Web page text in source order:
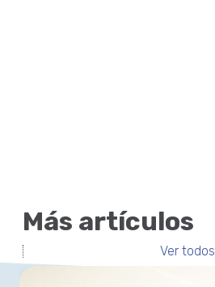
Más artículos
Ver todos